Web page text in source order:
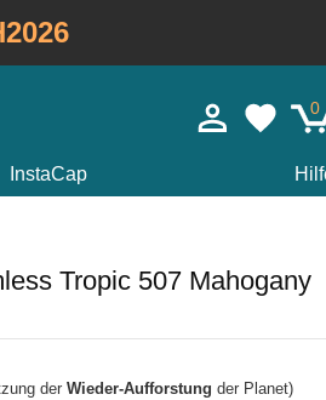
0
InstaCap
Tropic 507 Mahogany
der Wieder-Aufforstung der Planet)